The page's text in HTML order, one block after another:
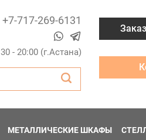
+7-717-269-6131
- 20:00 (г.Астана)
МЕТАЛЛИЧЕСКИЕ ШКАФЫ